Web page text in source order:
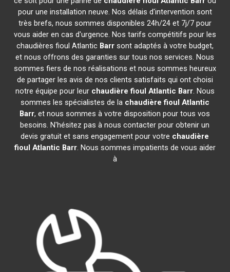
pour une installation neuve. Nos délais d'intervention sont
très brefs, nous sommes disponibles 24h/24 et 7j/7 pour
vous aider en cas d'urgence. Nos tarifs compétitifs pour les
chaudières fioul Atlantic Barrsont adaptés à votre budget,
et nous offrons des garanties sur tous nos services. Nous
sommes fiers de nos réalisations et nous sommes heureux
de partager les avis de nos clients satisfaits qui ont choisi
notre équipe pour leur chaudière fioul Atlantic Barr. Nous
sommes les spécialistes de la chaudière fioul Atlantic
Barr, et nous sommes à votre disposition pour tous vos
besoins. N'hésitez pas à nous contacter pour obtenir un
devis gratuit et sans engagement pour votre chaudière
fioul Atlantic Barr. Nous sommes impatients de vous aider
à